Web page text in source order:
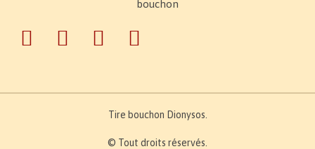
Tire bouchon Dionysos.
© Tout droits réservés.